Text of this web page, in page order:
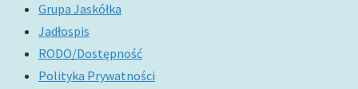
Grupa Jaskółka
Jadłospis
RODO/Dostępność
Polityka Prywatności